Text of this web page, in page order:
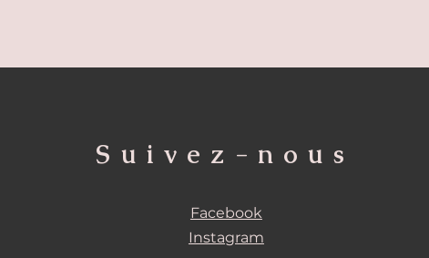
Suivez-nous
Facebook
Instagram